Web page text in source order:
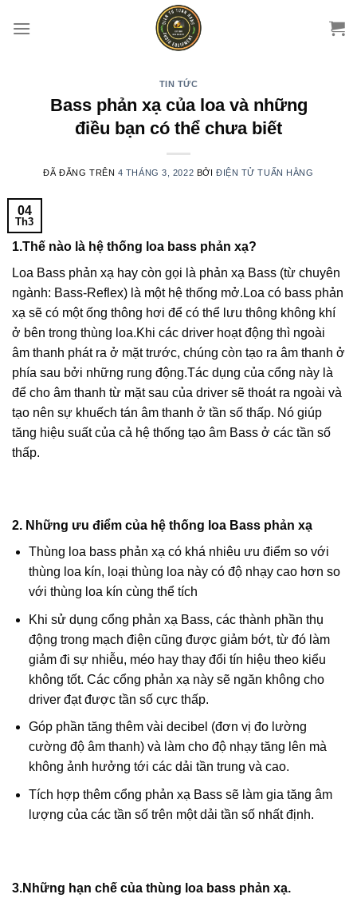
đến
TIN TỨC
Bass phản xạ của loa và những
điều bạn có thể chưa biết
ĐÃ ĐĂNG TRÊN 4 THÁNG 3, 2022 BỞI ĐIỆN TỬ TUẤN HẰNG
04
Th3
1.Thế nào là hệ thống loa bass phản xạ?
Loa Bass phản xạ hay còn gọi là phản xạ Bass (từ chuyên
ngành: Bass-Reflex) là một hệ thống mở.Loa có bass phản
xạ sẽ có một ống thông hơi để có thể lưu thông không khí
ở bên trong thùng loa.Khi các driver hoạt động thì ngoài
âm thanh phát ra ở mặt trước, chúng còn tạo ra âm thanh ở
phía sau bởi những rung động.Tác dụng của cổng này là
để cho âm thanh từ mặt sau của driver sẽ thoát ra ngoài và
tạo nên sự khuếch tán âm thanh ở tần số thấp. Nó giúp
tăng hiệu suất của cả hệ thống tạo âm Bass ở các tần số
thấp.
2. Những ưu điểm của hệ thống loa Bass phản xạ
Thùng loa bass phản xạ có khá nhiêu ưu điểm so với
thùng loa kín, loại thùng loa này có độ nhạy cao hơn so
với thùng loa kín cùng thể tích
Khi sử dụng cổng phản xạ Bass, các thành phần thụ
động trong mạch điện cũng được giảm bớt, từ đó làm
giảm đi sự nhiễu, méo hay thay đổi tín hiệu theo kiểu
không tốt. Các cổng phản xạ này sẽ ngăn không cho
driver đạt được tần số cực thấp.
Góp phần tăng thêm vài decibel (đơn vị đo lường
cường độ âm thanh) và làm cho độ nhạy tăng lên mà
không ảnh hưởng tới các dải tần trung và cao.
Tích hợp thêm cổng phản xạ Bass sẽ làm gia tăng âm
lượng của các tần số trên một dải tần số nhất định.
3.Những hạn chế của thùng loa bass phản xạ.